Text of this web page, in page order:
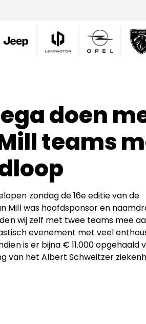
doen
teams
zondag de 16e editie van de
Mill was hoofdsponsor en
wij zelf met twee teams mee
evenement met veel
is er bijna € 11.000 opgehaald
van het Albert Schweitzer